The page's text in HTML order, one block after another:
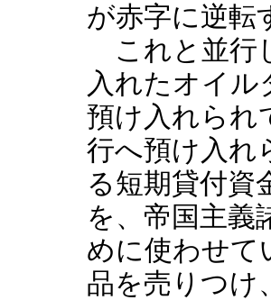
が赤字に逆転
これと並行
入れたオイル
預け入れられ
行へ預け入れ
る短期貸付資
を、帝国主義
めに使わせて
品を売りつけ